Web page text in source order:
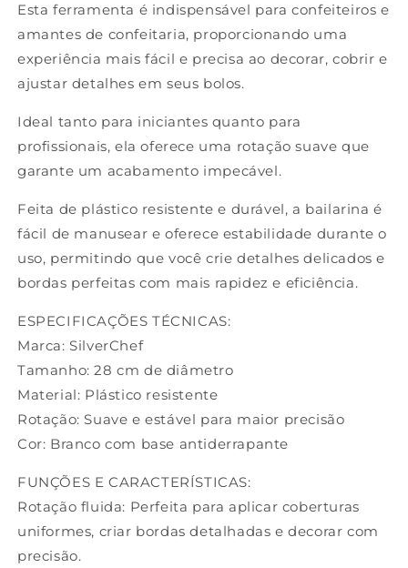
Silver
Festas
Silver
Festas
Esta ferramenta é indispensável para confeiteiros e
amantes de confeitaria, proporcionando uma
experiência mais fácil e precisa ao decorar, cobrir e
ajustar detalhes em seus bolos.
Ideal tanto para iniciantes quanto para
profissionais, ela oferece uma rotação suave que
garante um acabamento impecável.
Feita de plástico resistente e durável, a bailarina é
fácil de manusear e oferece estabilidade durante o
uso, permitindo que você crie detalhes delicados e
bordas perfeitas com mais rapidez e eficiência.
ESPECIFICAÇÕES TÉCNICAS:
Marca: SilverChef
Tamanho: 28 cm de diâmetro
Material: Plástico resistente
Rotação: Suave e estável para maior precisão
Cor: Branco com base antiderrapante
FUNÇÕES E CARACTERÍSTICAS:
Rotação fluida: Perfeita para aplicar coberturas
uniformes, criar bordas detalhadas e decorar com
precisão.